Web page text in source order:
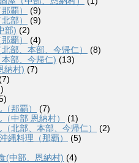
覇）
(9)
部）
(9)
部) (2)
覇）
(4)
部、本部、今帰仁）
(8)
部、今帰仁) (13)
納村) (7)
那覇）
(7)
中部 恩納村）
(1)
北部、本部、今帰仁）
(2)
縄料理（那覇）
(5)
(中部、恩納村) (4)